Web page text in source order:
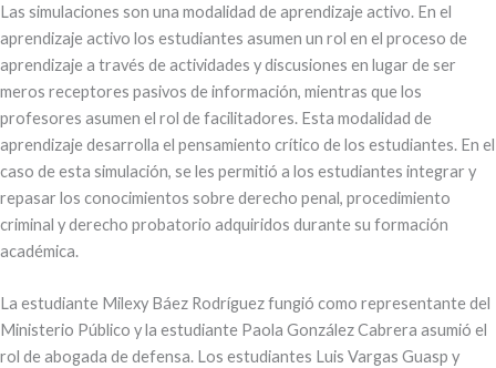
Las simulaciones son una modalidad de aprendizaje activo. En el
aprendizaje activo los estudiantes asumen un rol en el proceso de
aprendizaje a través de actividades y discusiones en lugar de ser
meros receptores pasivos de información, mientras que los
profesores asumen el rol de facilitadores. Esta modalidad de
aprendizaje desarrolla el pensamiento crítico de los estudiantes. En el
caso de esta simulación, se les permitió a los estudiantes integrar y
repasar los conocimientos sobre derecho penal, procedimiento
criminal y derecho probatorio adquiridos durante su formación
académica.
La estudiante Milexy Báez Rodríguez fungió como representante del
Ministerio Público y la estudiante Paola González Cabrera asumió el
rol de abogada de defensa. Los estudiantes Luis Vargas Guasp y